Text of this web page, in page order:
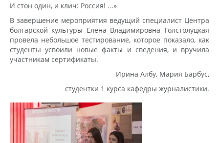
И стон один, и клич: Россия! ...»
В завершение мероприятия ведущий специалист Центра
болгарской культуры Елена Владимировна Толстолуцкая
провела небольшое тестирование, которое показало, как
студенты усвоили новые факты и сведения, и вручила
участникам сертификаты.
Ирина Албу, Мария Барбус,
студентки 1 курса кафедры журналистики.